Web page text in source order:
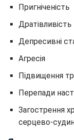
Пригніченість
Дратівливість
Депресивні
Агресія
Підвищення
Перепади
Загострення
серцево-